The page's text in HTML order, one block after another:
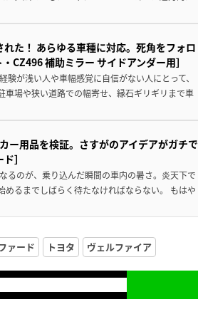
た！ あらゆる車種に対応。死角をフォロ
CZ496 補助ミラー サイドアンダー用］
が浅い人や車幅感覚に自信がない人にとって、
場や狭い道路での幅寄せ、縁石ギリギリまで車
用品を検証。さすがのアイデアがガチで
］
るのが、乗り込んだ瞬間の車内の暑さ。炎天下で
るまでしばらく待たなければならない。 もはや
ァード トヨタ ヴェルファイア